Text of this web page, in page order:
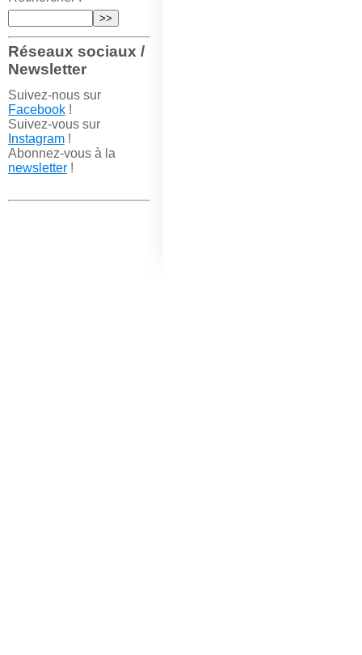
Réseaux sociaux /
Newsletter
Suivez-nous sur
Facebook!
Suivez-vous sur
Instagram!
Abonnez-vous à la
newsletter!